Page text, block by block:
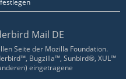
Mail DE
Seite der Mozilla Foundation.
Bugzilla™, Sunbird®, XUL™
eingetragene